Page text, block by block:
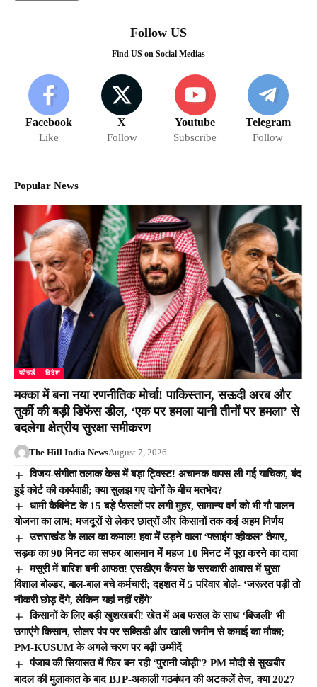
Follow US
Find US on Social Medias
Facebook
Like
X
Follow
Youtube
Subscribe
Telegram
Follow
Popular News
फीचर्ड विदेश
मक्का में बना नया रणनीतिक मोर्चा! पाकिस्तान, सऊदी अरब और
तुर्की की बड़ी डिफेंस डील, ‘एक पर हमला यानी तीनों पर हमला’ से
बदलेगा क्षेत्रीय सुरक्षा समीकरण
The Hill India NewsAugust 7, 2026
विजय-संगीता तलाक केस में बड़ा ट्विस्ट! अचानक वापस ली गई याचिका, बंद
हुई कोर्ट की कार्यवाही; क्या सुलझ गए दोनों के बीच मतभेद?
धामी कैबिनेट के 15 बड़े फैसलों पर लगी मुहर, सामान्य वर्ग को भी गौ पालन
योजना का लाभ; मजदूरों से लेकर छात्रों और किसानों तक कई अहम निर्णय
उत्तराखंड के लाल का कमाल! हवा में उड़ने वाला ‘फ्लाइंग व्हीकल’ तैयार,
सड़क का 90 मिनट का सफर आसमान में महज 10 मिनट में पूरा करने का दावा
मसूरी में बारिश बनी आफत! एसडीएम कैंपस के सरकारी आवास में घुसा
विशाल बोल्डर, बाल-बाल बचे कर्मचारी; दहशत में 5 परिवार बोले- ‘जरूरत पड़ी तो
नौकरी छोड़ देंगे, लेकिन यहां नहीं रहेंगे’
किसानों के लिए बड़ी खुशखबरी! खेत में अब फसल के साथ ‘बिजली’ भी
उगाएंगे किसान, सोलर पंप पर सब्सिडी और खाली जमीन से कमाई का मौका;
PM-KUSUM के अगले चरण पर बढ़ी उम्मीदें
पंजाब की सियासत में फिर बन रही ‘पुरानी जोड़ी’? PM मोदी से सुखबीर
बादल की मुलाकात के बाद BJP-अकाली गठबंधन की अटकलें तेज, क्या 2027